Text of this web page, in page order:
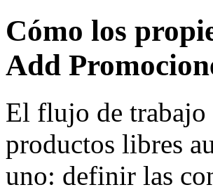
Cómo los
Add
El flujo de trabajo
productos libres
uno: definir las